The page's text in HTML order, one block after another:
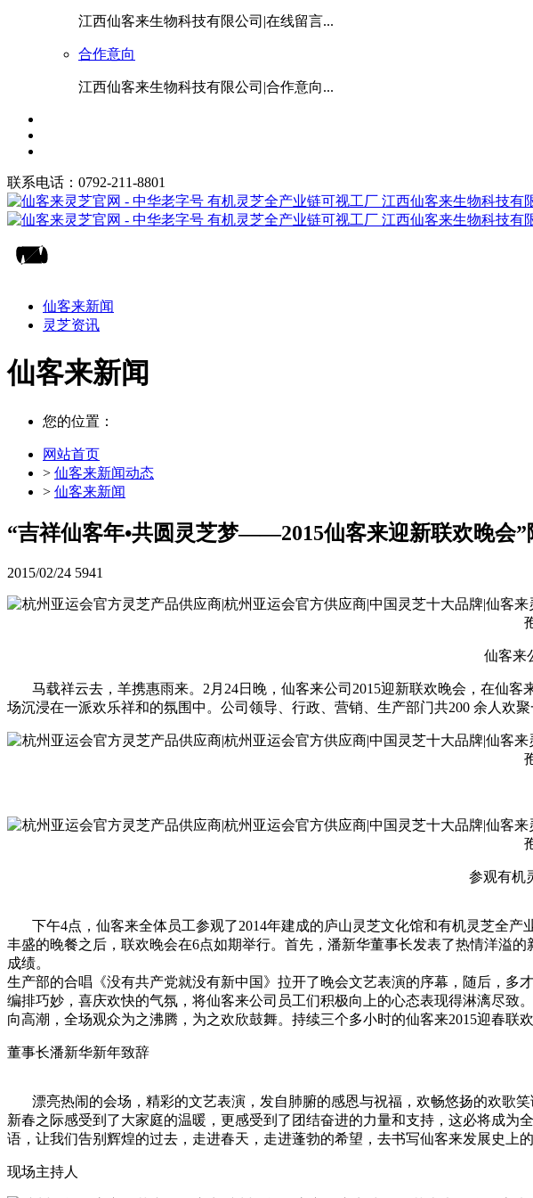
江西仙客来生物科技有限公司|在线留言...
合作意向
江西仙客来生物科技有限公司|合作意向...
联系电话：0792-211-8801
仙客来新闻
灵芝资讯
仙客来新闻
您的位置：
网站首页
> 仙客来新闻动态
> 仙客来新闻
“吉祥仙客年•共圆灵芝梦——2015仙客来迎新联欢晚会”
2015/02/24 5941
仙客来
马载祥云去，羊携惠雨来。2月24日晚，仙客来公司2015迎新联欢晚会，在仙客
场沉浸在一派欢乐祥和的氛围中。公司领导、行政、营销、生产部门共200 余人欢
参观有机
下午4点，仙客来全体员工参观了2014年建成的庐山灵芝文化馆和有机灵芝全产
丰盛的晚餐之后，联欢晚会在6点如期举行。首先，潘新华董事长发表了热情洋溢
成绩。
生产部的合唱《没有共产党就没有新中国》拉开了晚会文艺表演的序幕，随后，多
编排巧妙，喜庆欢快的气氛，将仙客来公司员工们积极向上的心态表现得淋漓尽
向高潮，全场观众为之沸腾，为之欢欣鼓舞。持续三个多小时的仙客来2015迎春联
董事长潘新华新年致辞
漂亮热闹的会场，精彩的文艺表演，发自肺腑的感恩与祝福，欢畅悠扬的欢歌笑
新春之际感受到了大家庭的温暖，更感受到了团结奋进的力量和支持，这必将成
语，让我们告别辉煌的过去，走进春天，走进蓬勃的希望，去书写仙客来发展史上的
现场主持人